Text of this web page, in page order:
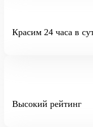
Красим 24 часа в
Высокий рейтинг